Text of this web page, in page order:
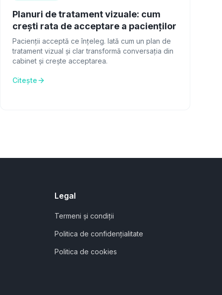
Planuri de tratament vizuale: cum
crești rata de acceptare a pacienților
Pacienții acceptă ce înțeleg. Iată cum un plan de
tratament vizual și clar transformă conversația din
cabinet și crește acceptarea.
Citește
Legal
Termeni și condiții
Politica de confidențialitate
Politica de cookies